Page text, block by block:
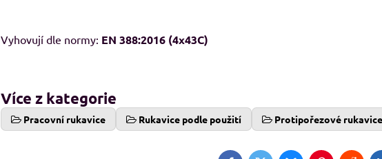
Vyhovují dle normy: EN 388:2016 (4x43C)
Více z kategorie
Pracovní rukavice Rukavice podle použití Protipořezové rukavice